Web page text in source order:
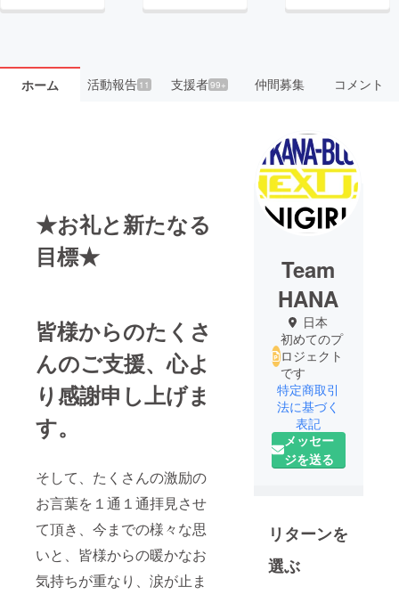
ホーム 活動報告11 支援者99+ 仲間募集 コメント
★お礼と新たなる
目標★
皆様からのたくさ
んのご支援、心よ
り感謝申し上げま
す。
そして、たくさんの激励の
お言葉を１通１通拝見させ
て頂き、今までの様々な思
いと、皆様からの暖かなお
気持ちが重なり、涙が止ま
Team
HANA
日本
初めてのプ
ロジェクト
です
特定商取引
法に基づく
表記
メッセー
ジを送る
リターンを
選ぶ